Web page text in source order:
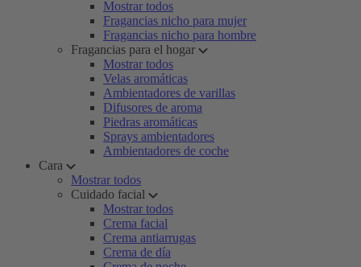
Mostrar todos
Fragancias nicho para mujer
Fragancias nicho para hombre
Fragancias para el hogar
Mostrar todos
Velas aromáticas
Ambientadores de varillas
Difusores de aroma
Piedras aromáticas
Sprays ambientadores
Ambientadores de coche
Cara
Mostrar todos
Cuidado facial
Mostrar todos
Crema facial
Crema antiarrugas
Crema de día